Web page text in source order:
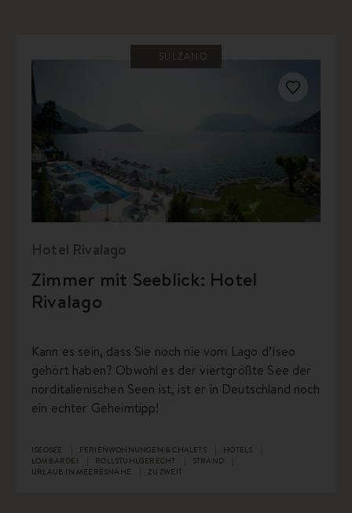
SULZANO
Hotel Rivalago
Zimmer mit Seeblick: Hotel
Rivalago
Kann es sein, dass Sie noch nie vom Lago d’Iseo
gehört haben? Obwohl es der viertgrößte See der
norditalienischen Seen ist, ist er in Deutschland noch
ein echter Geheimtipp!
ISEOSEE FERIENWOHNUNGEN & CHALETS
HOTELS
LOMBARDEI
ROLLSTUHLGERECHT
STRAND
URLAUB IN MEERESNÄHE
ZU ZWEIT